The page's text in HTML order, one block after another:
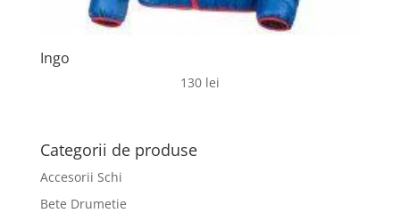
Ingo
130 lei
Categorii de produse
Accesorii Schi
Bete Drumetie